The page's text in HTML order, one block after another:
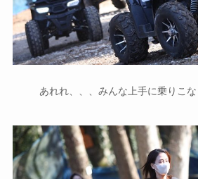
あれれ、、、みんな上手に乗りこ